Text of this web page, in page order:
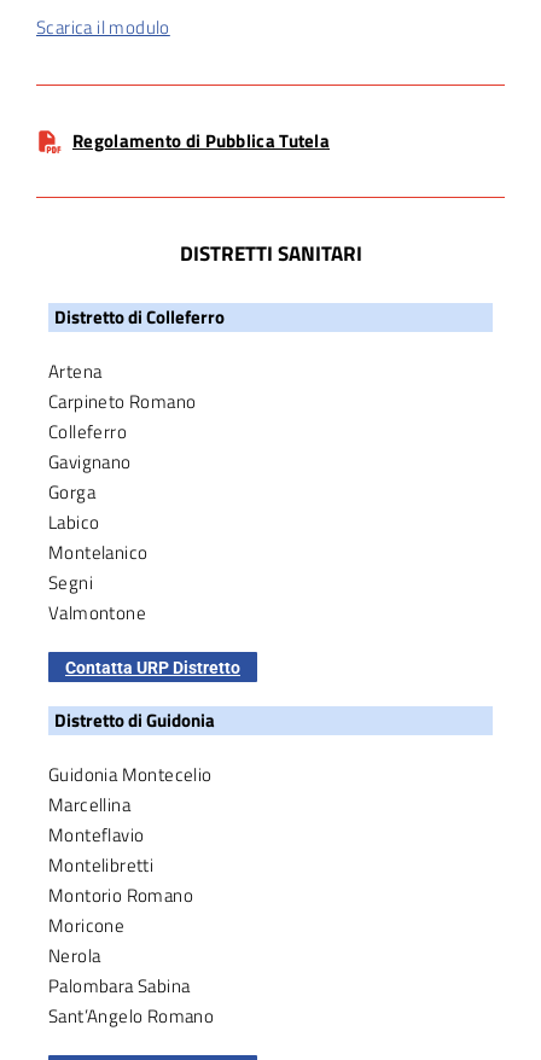
Scarica il modulo
Regolamento di Pubblica Tutela
DISTRETTI SANITARI
Distretto di Colleferro
Artena
Carpineto Romano
Colleferro
Gavignano
Gorga
Labico
Montelanico
Segni
Valmontone
Contatta URP Distretto
Distretto di Guidonia
Guidonia Montecelio
Marcellina
Monteflavio
Montelibretti
Montorio Romano
Moricone
Nerola
Palombara Sabina
Sant’Angelo Romano